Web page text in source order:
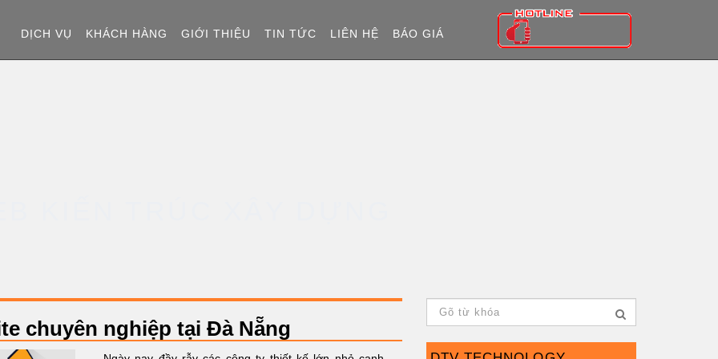
DỊCH VỤ KHÁCH HÀNG GIỚI THIỆU TIN TỨC LIÊN HỆ BÁO GIÁ
KIẾN TRÚC XÂY DỰNG
chuyên nghiệp tại Đà Nẵng